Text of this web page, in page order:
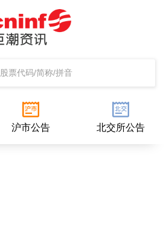
股票代码/简称/拼音
沪市公告 北交所公告